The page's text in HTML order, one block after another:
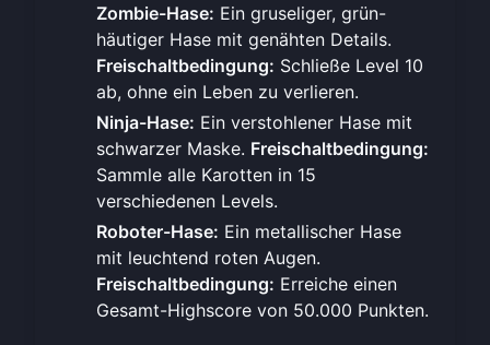
Zombie-Hase: Ein gruseliger, grün-
häutiger Hase mit genähten Details.
Freischaltbedingung: Schließe Level 10
ab, ohne ein Leben zu verlieren.
Ninja-Hase: Ein verstohlener Hase mit
schwarzer Maske. Freischaltbedingung:
Sammle alle Karotten in 15
verschiedenen Levels.
Roboter-Hase: Ein metallischer Hase
mit leuchtend roten Augen.
Freischaltbedingung: Erreiche einen
Gesamt-Highscore von 50.000 Punkten.